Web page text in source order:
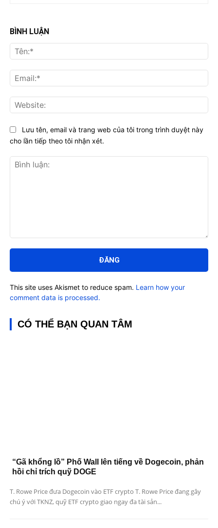
BÌNH LUẬN
luận:
Lưu tên, email và trang web của tôi trong trình duyệt này
cho lần tiếp theo tôi nhận xét.
This site uses Akismet to reduce spam. Learn how your
comment data is processed.
CÓ THỂ BẠN QUAN TÂM
“Gã khổng lồ” Phố Wall lên tiếng về Dogecoin, phản
hồi chỉ trích quỹ DOGE
T. Rowe Price đưa Dogecoin vào ETF crypto T. Rowe Price đang gây
chú ý với TKNZ, quỹ ETF crypto giao ngay đa tài sản...